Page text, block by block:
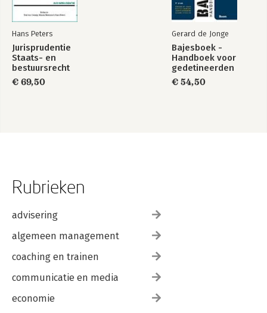
Hans Peters
Jurisprudentie
Staats- en
bestuursrecht
1849-2025
€ 69,50
Gerard de Jonge
Bajesboek -
Handboek voor
gedetineerden
€ 54,50
Rubrieken
advisering
algemeen management
coaching en trainen
communicatie en media
economie